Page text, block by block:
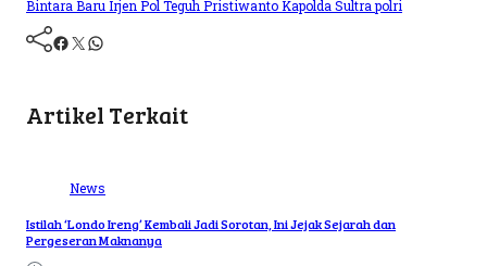
Bintara Baru Irjen Pol Teguh PristiwantoKapolda Sultrapolri
Artikel Terkait
News
Istilah ‘Londo Ireng’ Kembali Jadi Sorotan, Ini Jejak Sejarah dan
Pergeseran Maknanya